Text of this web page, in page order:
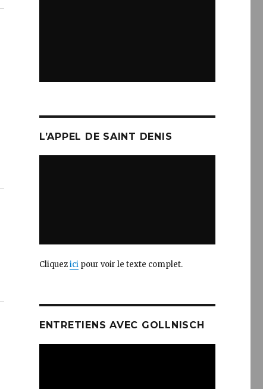
L’APPEL DE SAINT DENIS
Cliquezicipour voir le texte complet.
ENTRETIENS AVEC GOLLNISCH